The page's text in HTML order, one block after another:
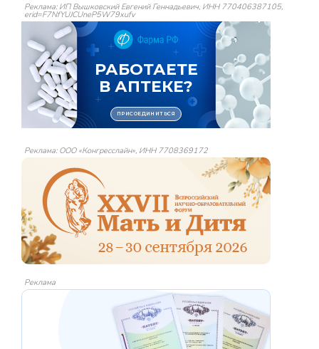
Реклама: ИП Вышковский Евгений Геннадьевич, ИНН 770406387105,
erid=F7NfYUJCUneP5W79xufv
Реклама: ООО «Конгресслайн», ИНН 7708369172
Реклама